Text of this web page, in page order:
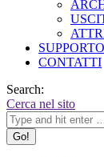
SUPPORTO
CONTATTI
Search:
Cerca nel sito